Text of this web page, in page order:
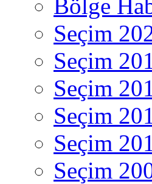
Bölge
Seçim
Seçim
Seçim
Seçim
Seçim
Seçim